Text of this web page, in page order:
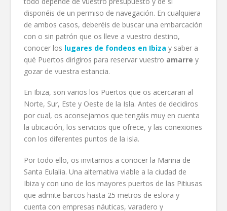
disponéis de un permiso de navegación. En cualquiera
de ambos casos, deberéis de buscar una embarcación
con o sin patrón que os lleve a vuestro destino,
conocer los lugares de fondeos en Ibiza y saber a
qué Puertos dirigiros para reservar vuestro amarre y
gozar de vuestra estancia.
En Ibiza, son varios los Puertos que os acercaran al
Norte, Sur, Este y Oeste de la Isla. Antes de decidiros
por cual, os aconsejamos que tengáis muy en cuenta
la ubicación, los servicios que ofrece, y las conexiones
con los diferentes puntos de la isla.
Por todo ello, os invitamos a conocer la Marina de
Santa Eulalia. Una alternativa viable a la ciudad de
Ibiza y con uno de los mayores puertos de las Pitiusas
que admite barcos hasta 25 metros de eslora y
cuenta con empresas náuticas, varadero y